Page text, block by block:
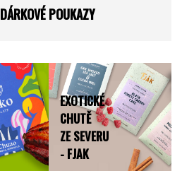
DÁRKOVÉ POUKAZY
EXOTICKÉ
CHUTĚ
ZE SEVERU
- FJAK